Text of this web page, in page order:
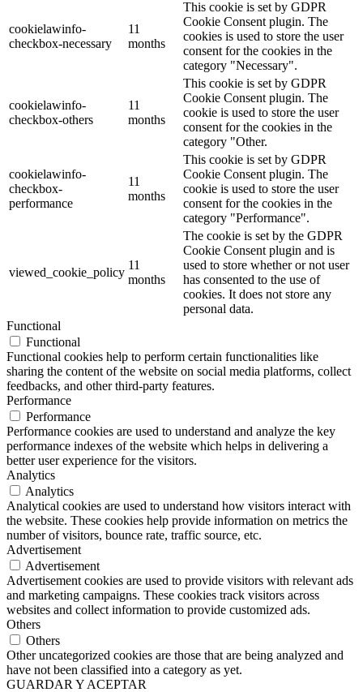
cookielawinfo-
checkbox-necessary
11
months
This cookie is set by GDPR
Cookie Consent plugin. The
cookies is used to store the user
consent for the cookies in the
category "Necessary".
cookielawinfo-
checkbox-others
11
months
This cookie is set by GDPR
Cookie Consent plugin. The
cookie is used to store the user
consent for the cookies in the
category "Other.
cookielawinfo-
checkbox-
performance
11
months
This cookie is set by GDPR
Cookie Consent plugin. The
cookie is used to store the user
consent for the cookies in the
category "Performance".
viewed_cookie_policy
11
months
The cookie is set by the GDPR
Cookie Consent plugin and is
used to store whether or not user
has consented to the use of
cookies. It does not store any
personal data.
Functional
Functional
Functional cookies help to perform certain functionalities like
sharing the content of the website on social media platforms, collect
feedbacks, and other third-party features.
Performance
Performance
Performance cookies are used to understand and analyze the key
performance indexes of the website which helps in delivering a
better user experience for the visitors.
Analytics
Analytics
Analytical cookies are used to understand how visitors interact with
the website. These cookies help provide information on metrics the
number of visitors, bounce rate, traffic source, etc.
Advertisement
Advertisement
Advertisement cookies are used to provide visitors with relevant ads
and marketing campaigns. These cookies track visitors across
websites and collect information to provide customized ads.
Others
Others
Other uncategorized cookies are those that are being analyzed and
have not been classified into a category as yet.
GUARDAR Y ACEPTAR